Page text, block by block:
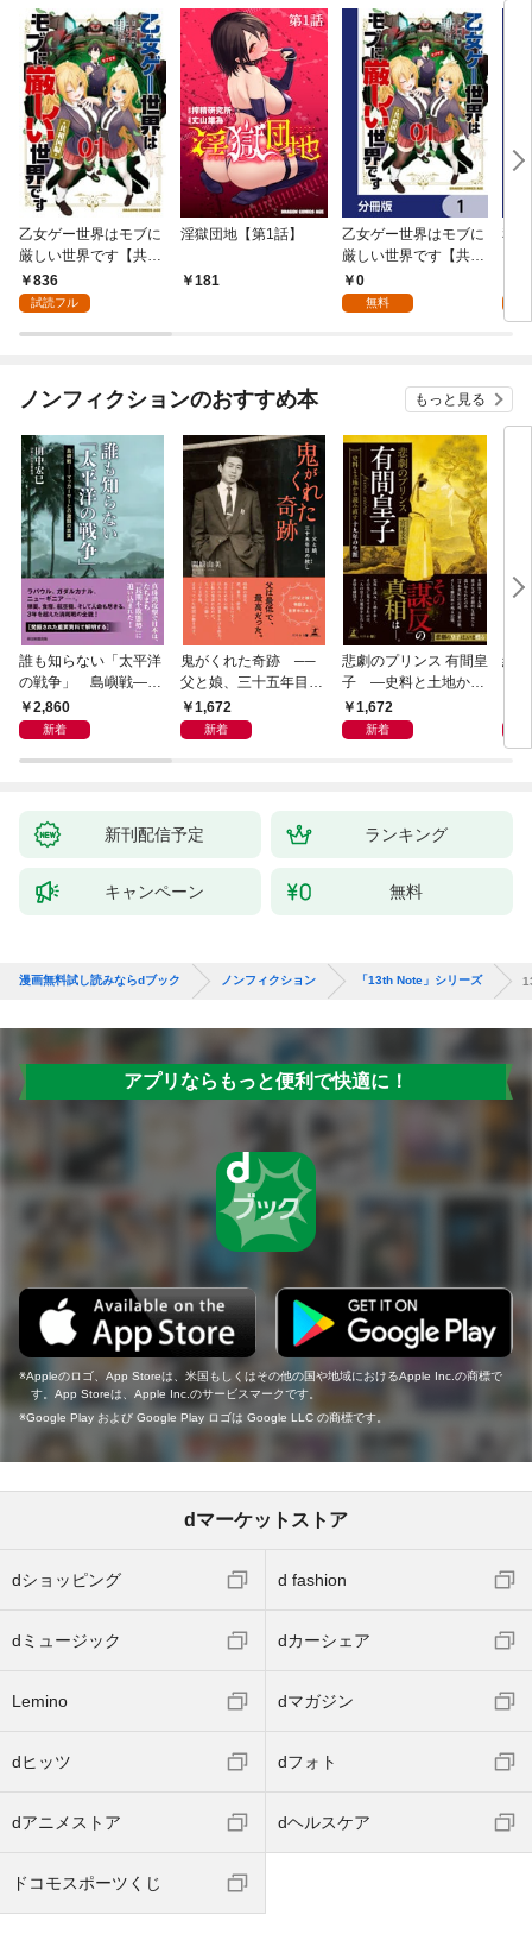
乙女ゲー世界はモブに
厳しい世界です【共和
国編】 ０１
836
試読フル
淫獄団地【第1話】
181
乙女ゲー世界はモブに
厳しい世界です【共和
国編】【分冊版】 1
0
無料
私
を
版
ノンフィクションのおすすめ本 もっと見る
誰も知らない「太平洋
の戦争」 島嶼戦――
マッカーサーとの激闘
の真実
2,860
新着
鬼がくれた奇跡 ──
父と娘、三十五年目の
赦し1,672
新着
悲劇のプリンス 有間皇
子 ―史料と土地から
読み直す十九年の生涯
1,672
新着
絆
新刊配信予定 ランキング
キャンペーン 無料
漫画無料試し読みならdブック ノンフィクション 「13th Note」シリーズ
アプリならもっと便利で快適に！
Appleのロゴ、App Storeは、米国もしくはその他の国や地域におけるApple Inc.の商標で
す。App Storeは、Apple Inc.のサービスマークです。
Google Play および Google Play ロゴは Google LLC の商標です。
dマーケットストア
dショッピング d fashion
dミュージック dカーシェア
Lemino dマガジン
dヒッツ dフォト
dアニメストア dヘルスケア
ドコモスポーツくじ